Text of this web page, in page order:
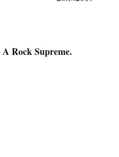
A Rock Supreme.